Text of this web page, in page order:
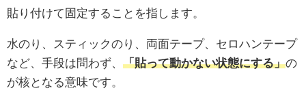
貼り付けて固定することを指します。
水のり、スティックのり、両面テープ、セロハンテープ
など、手段は問わず、 「貼って動かない状態にする」の
が核となる意味です。